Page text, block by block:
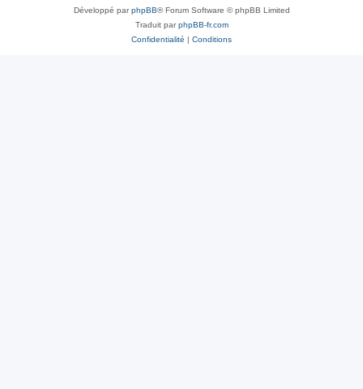
Développé parphpBB® Forum Software © phpBB Limited
Traduit parphpBB-fr.com
Confidentialité | Conditions